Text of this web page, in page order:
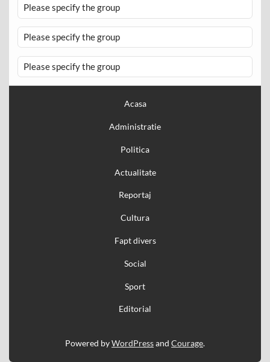
Please specify the group
Please specify the group
Please specify the group
Acasa
Administratie
Politica
Actualitate
Reportaj
Cultura
Fapt divers
Social
Sport
Editorial
Powered byWordPressand Courage.